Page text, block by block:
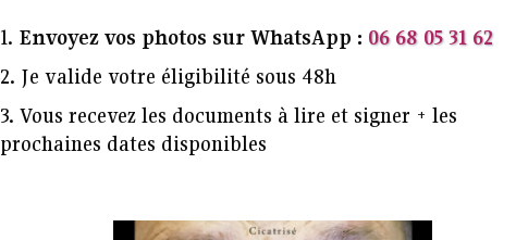
Envoyez vos photos sur WhatsApp : 06 68 05 31 62
Je valide votre éligibilité sous 48h
Vous recevez les documents à lire et signer + les
prochaines dates disponibles